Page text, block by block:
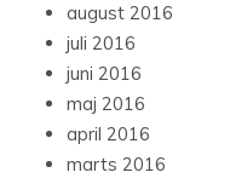
august 2016
juli 2016
juni 2016
maj 2016
april 2016
marts 2016